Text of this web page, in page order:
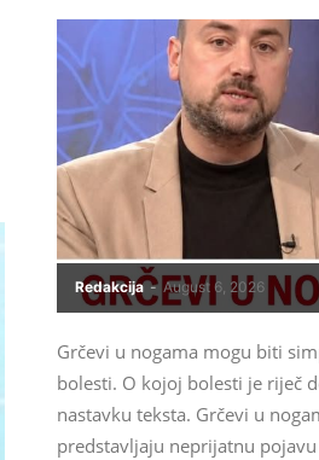
Redakcija - August 6, 2026
Grčevi u nogama mogu biti
bolesti. O kojoj bolesti je riječ
nastavku teksta. Grčevi u
predstavljaju neprijatnu